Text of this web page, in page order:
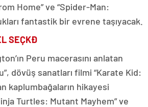
Home” ve “Spider-Man:
fantastik bir evrene taşıyacak.
SEÇKĐ
Peru macerasını anlatan
dövüş sanatları filmi “Karate Kid:
kaplumbağaların hikayesi
Turtles: Mutant Mayhem” ve